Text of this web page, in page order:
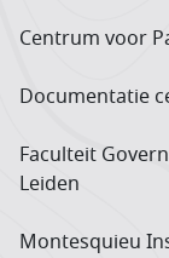
Centrum voor
Documentatie
Faculteit
Leiden
Montesquieu